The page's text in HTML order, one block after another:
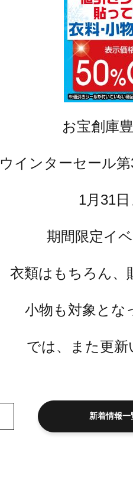
お宝創庫
ウインターセール第
1月31
期間限定イ
衣類はもちろん、
小物も対象とな
では、また更新
新着情報一